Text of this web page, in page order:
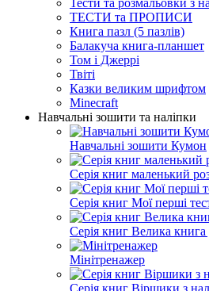
ТЕСТИ та ПРОПИСИ
Книга пазл (5 пазлів)
Балакуча книга-планшет
Том і Джеррі
Твіті
Казки великим шрифтом
Minecraft
Навчальні зошити та наліпки
Навчальні зошити Кумон
Серія книг маленький
Серія книг Мої перші
Серія книг Велика книга
Мінітренажер
Серія книг Віршики з